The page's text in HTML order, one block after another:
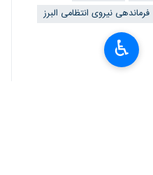
فرماندهی نیروی انتظامی البرز
♿︎